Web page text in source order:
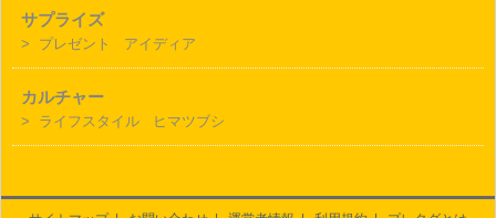
サプライズ
> プレゼント アイディア
カルチャー
> ライフスタイル ヒマツブシ